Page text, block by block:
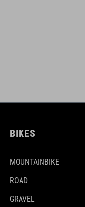
BIKES
MOUNTAINBIKE
ROAD
GRAVEL